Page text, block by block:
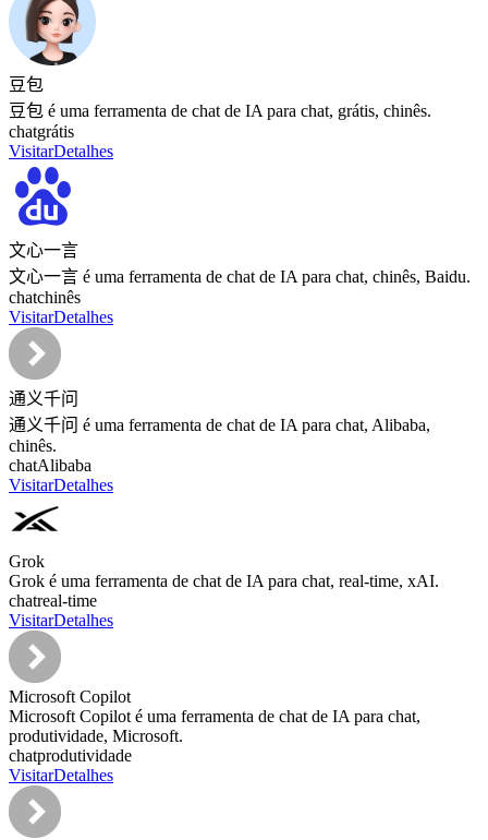
豆包
豆包 é uma ferramenta de chat de IA para chat, grátis, chinês.
chatgrátis
VisitarDetalhes
文心一言
文心一言 é uma ferramenta de chat de IA para chat, chinês, Baidu.
chatchinês
VisitarDetalhes
通义千问
通义千问 é uma ferramenta de chat de IA para chat, Alibaba,
chinês.
chatAlibaba
VisitarDetalhes
Grok
Grok é uma ferramenta de chat de IA para chat, real‑time, xAI.
chatreal‑time
VisitarDetalhes
Microsoft Copilot
Microsoft Copilot é uma ferramenta de chat de IA para chat,
produtividade, Microsoft.
chatprodutividade
VisitarDetalhes